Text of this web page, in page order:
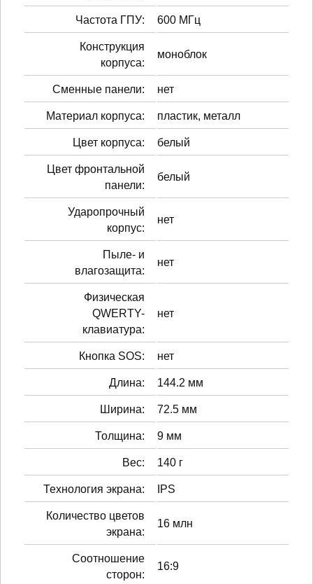
Частота ГПУ: 600 МГц
Конструкция
корпуса:
моноблок
Сменные панели: нет
Материал корпуса: пластик, металл
Цвет корпуса: белый
Цвет фронтальной
панели:
белый
Ударопрочный
корпус:
нет
Пыле- и
влагозащита:
нет
Физическая
QWERTY-
клавиатура:
нет
Кнопка SOS: нет
Длина: 144.2 мм
Ширина: 72.5 мм
Толщина: 9 мм
Вес: 140 г
Технология экрана: IPS
Количество цветов
экрана:
16 млн
Соотношение
сторон:
16:9